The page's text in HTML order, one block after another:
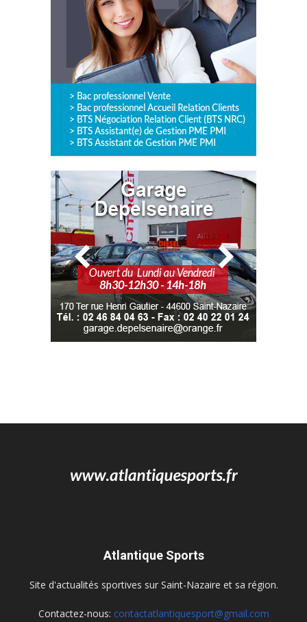
Atlantique Sports
Site d'actualités sportives sur Saint-Nazaire et sa région.
Contactez-nous: contactatlantiquesport@gmail.com